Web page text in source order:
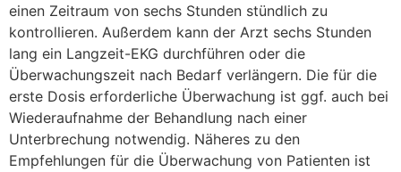
einen Zeitraum von sechs Stunden stündlich zu
kontrollieren. Außerdem kann der Arzt sechs Stunden
lang ein Langzeit-EKG durchführen oder die
Überwachungszeit nach Bedarf verlängern. Die für die
erste Dosis erforderliche Überwachung ist ggf. auch bei
Wiederaufnahme der Behandlung nach einer
Unterbrechung notwendig. Näheres zu den
Empfehlungen für die Überwachung von Patienten ist